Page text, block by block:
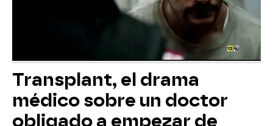
Transplant, el drama
médico sobre un doctor
obligado a empezar de